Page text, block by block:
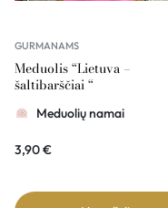
GURMANAMS
Meduolis “Lietuva –
šaltibarščiai “
Meduolių namai
3,90€